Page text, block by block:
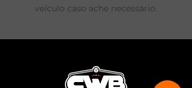
veículo caso ache necessário.